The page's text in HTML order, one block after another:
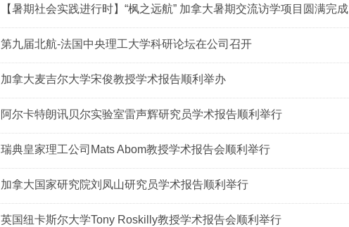
【暑期社会实践进行时】“枫之远航” 加拿大暑期交流访学项目圆满完成
第九届北航-法国中央理工大学科研论坛在公司召开
加拿大麦吉尔大学宋俊教授学术报告顺利举办
阿尔卡特朗讯贝尔实验室雷声辉研究员学术报告顺利举行
瑞典皇家理工公司Mats Abom教授学术报告会顺利举行
加拿大国家研究院刘凤山研究员学术报告顺利举行
英国纽卡斯尔大学Tony Roskilly教授学术报告会顺利举行